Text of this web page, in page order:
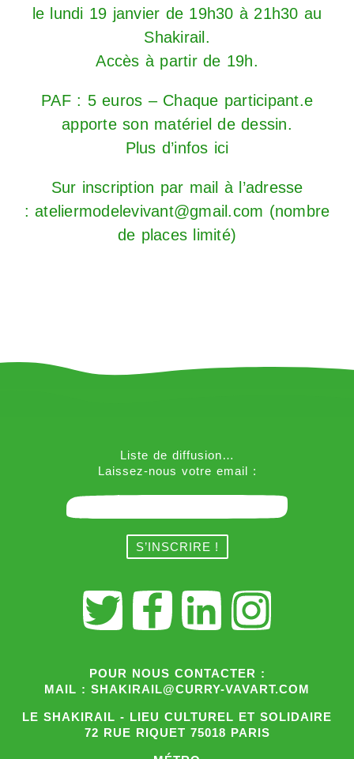
le lundi 19 janvier de 19h30 à 21h30 au
Shakirail.
Accès à partir de 19h.
PAF : 5 euros – Chaque participant.e
apporte son matériel de dessin.
Plus d’infos ici
Sur inscription par mail à l’adresse
: ateliermodelevivant@gmail.com (nombre
de places limité)
Liste de diffusion…
Laissez-nous votre email :
POUR NOUS CONTACTER :
MAIL : SHAKIRAIL@CURRY-VAVART.COM
LE SHAKIRAIL - LIEU CULTUREL ET SOLIDAIRE
72 RUE RIQUET 75018 PARIS